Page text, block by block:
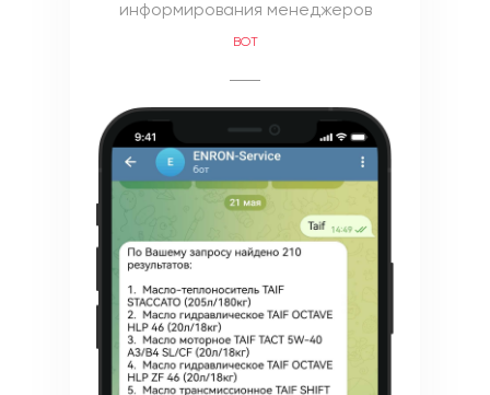
информирования менеджеров
BOT